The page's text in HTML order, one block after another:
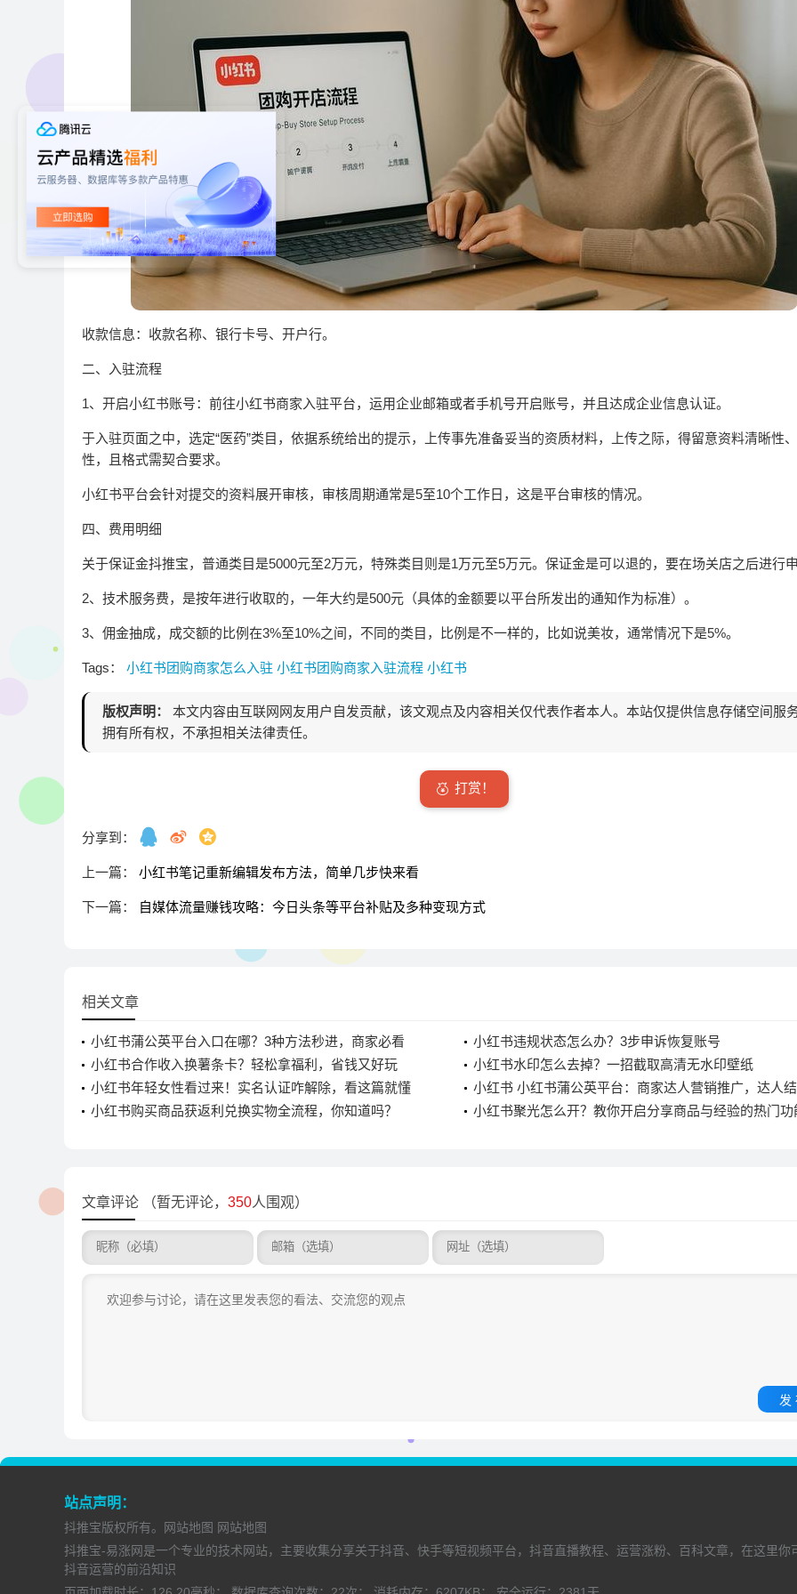
‌收款信息‌：收款名称、银行卡号、开户行‌。
二、入驻流程
1、开启小红书账号：前往小红书商家入驻平台，运用企业邮箱或者手机号开启账号，并且达成企业信息认证。
于入驻页面之中，选定“医药”类目，依据系统给出的提示，上传事先准备妥当的资质材料，上传之际，得留意资料清晰性
性，且格式需契合要求。
小红书平台会针对提交的资料展开审核，审核周期通常是5至10个工作日，这是平台审核的情况。
四、费用明细
关于保证金抖推宝，普通类目是5000元至2万元，特殊类目则是1万元至5万元。保证金是可以退的，要在场关店之后进行
2、技术服务费，是按年进行收取的，一年大约是500元（具体的金额要以平台所发出的通知作为标准）。
3、佣金抽成，成交额的比例在3%至10%之间，不同的类目，比例是不一样的，比如说美妆，通常情况下是5%。
Tags： 小红书团购商家怎么入驻 小红书团购商家入驻流程 小红书
版权声明：
本文内容由互联网网友用户自发贡献，该文观点及内容相关仅代表作者本人。本站仅提供信息存储空间服
拥有所有权，不承担相关法律责任。
打赏！
分享到：
上一篇： 小红书笔记重新编辑发布方法，简单几步快来看
下一篇： 自媒体流量赚钱攻略：今日头条等平台补贴及多种变现方式
相关文章
小红书蒲公英平台入口在哪？3种方法秒进，商家必看
小红书违规状态怎么办？3步申诉恢复账号
小红书合作收入换薯条卡？轻松拿福利，省钱又好玩
小红书水印怎么去掉？一招截取高清无水印壁纸
小红书年轻女性看过来！实名认证咋解除，看这篇就懂
小红书 小红书蒲公英平台：商家达人营销推广，达人
流程大揭秘
小红书购买商品获返利兑换实物全流程，你知道吗？ 小红书聚光怎么开？教你开启分享商品与经验的热门功
文章评论 （暂无评论， 350人围观）
发
站点声明：
抖推宝版权所有。 网站地图 网站地图
抖推宝-易涨网是一个专业的技术网站，主要收集分享关于抖音、快手等短视频平台，抖音直播教程、运营涨粉、百科文章，在这里
抖音运营的前沿知识